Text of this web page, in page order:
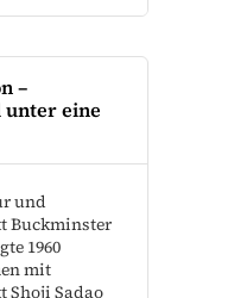
–
unter eine
und
Buckminster
1960
mit
Shoji Sadao